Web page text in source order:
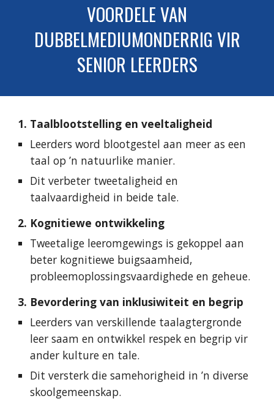
VOORDELE VAN
DUBBELMEDIUMONDERRIG VIR
SENIOR LEERDERS
1. Taalblootstelling en veeltaligheid
Leerders word blootgestel aan meer as een
taal op ’n natuurlike manier.
Dit verbeter tweetaligheid en
taalvaardigheid in beide tale.
2. Kognitiewe ontwikkeling
Tweetalige leeromgewings is gekoppel aan
beter kognitiewe buigsaamheid,
probleemoplossingsvaardighede en geheue.
3. Bevordering van inklusiwiteit en begrip
Leerders van verskillende taalagtergronde
leer saam en ontwikkel respek en begrip vir
ander kulture en tale.
Dit versterk die samehorigheid in ’n diverse
skoolgemeenskap.